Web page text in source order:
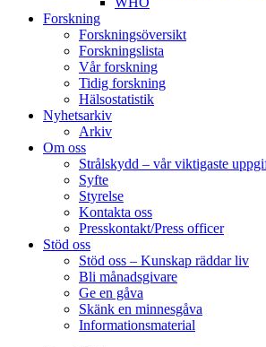
Forskning
Forskningsöversikt
Forskningslista
Vår forskning
Tidig forskning
Hälsostatistik
Nyhetsarkiv
Arkiv
Om oss
Strålskydd – vår viktigaste
Syfte
Styrelse
Kontakta oss
Presskontakt/Press officer
Stöd oss
Stöd oss – Kunskap räddar liv
Bli månadsgivare
Ge en gåva
Skänk en minnesgåva
Informationsmaterial